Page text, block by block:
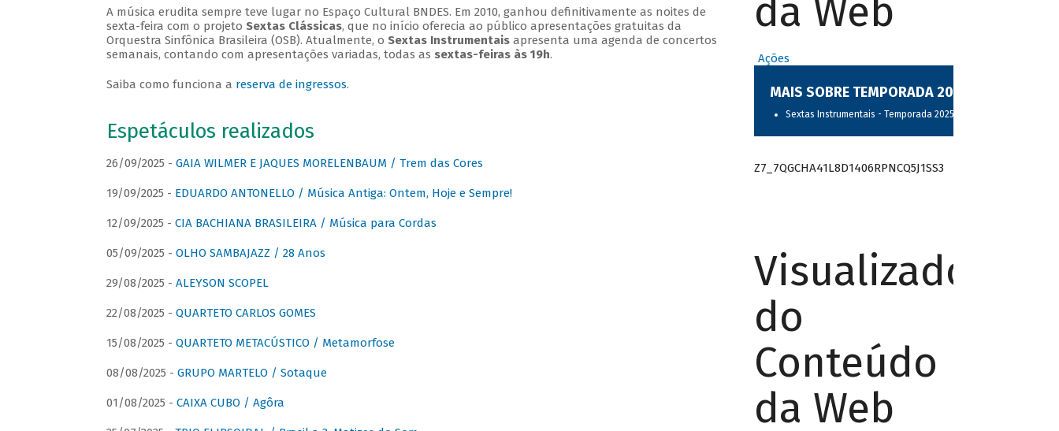
A música erudita sempre teve lugar no Espaço Cultural BNDES. Em 2010, ganhou definitivamente as noites de
sexta-feira com o projeto Sextas Clássicas, que no início oferecia ao público apresentações gratuitas da
Orquestra Sinfônica Brasileira (OSB). Atualmente, o Sextas Instrumentaisapresenta uma agenda de concertos
semanais, contando com apresentações variadas, todas as sextas-feiras às 19h.
Saiba como funciona a reserva de ingressos.
Espetáculos realizados
26/09/2025 - GAIA WILMER E JAQUES MORELENBAUM / Trem das Cores
19/09/2025 - EDUARDO ANTONELLO / Música Antiga: Ontem, Hoje e Sempre!
12/09/2025 - CIA BACHIANA BRASILEIRA / Música para Cordas
05/09/2025 - OLHO SAMBAJAZZ / 28 Anos
29/08/2025 - ALEYSON SCOPEL
22/08/2025 - QUARTETO CARLOS GOMES
15/08/2025 - QUARTETO METACÚSTICO / Metamorfose
08/08/2025 - GRUPO MARTELO / Sotaque
01/08/2025 - CAIXA CUBO / Agôra
da Web
Ações
MAIS SOBRE TEMPORADA 2025
Sextas Instrumentais - Temporada 2025
Z7_7QGCHA41L8D1406RPNCQ5J1SS3
Visualizador
do
Conteúdo
da Web